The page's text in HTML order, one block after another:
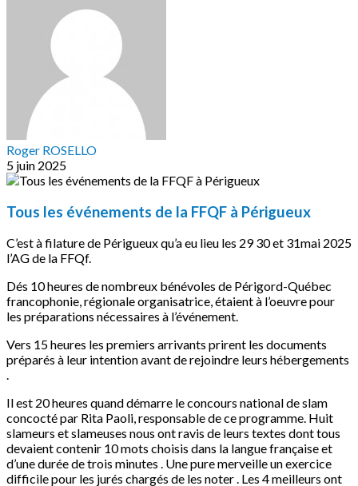
Roger ROSELLO
5 juin 2025
Tous les événements de la FFQF à Périgueux
C’est à filature de Périgueux qu’a eu lieu les 29 30 et 31mai 2025
l’AG de la FFQf.
Dés 10 heures de nombreux bénévoles de Périgord-Québec
francophonie, régionale organisatrice, étaient à l’oeuvre pour
les préparations nécessaires à l’événement.
Vers 15 heures les premiers arrivants prirent les documents
préparés à leur intention avant de rejoindre leurs hébergements
.
Il est 20 heures quand démarre le concours national de slam
concocté par Rita Paoli, responsable de ce programme. Huit
slameurs et slameuses nous ont ravis de leurs textes dont tous
devaient contenir 10 mots choisis dans la langue française et
d’une durée de trois minutes . Une pure merveille un exercice
difficile pour les jurés chargés de les noter . Les 4 meilleurs ont